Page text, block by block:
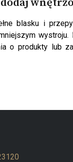
blasku i
o produkty lub